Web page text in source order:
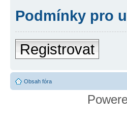
Podmínky pro
Registrovat
Obsah fóra